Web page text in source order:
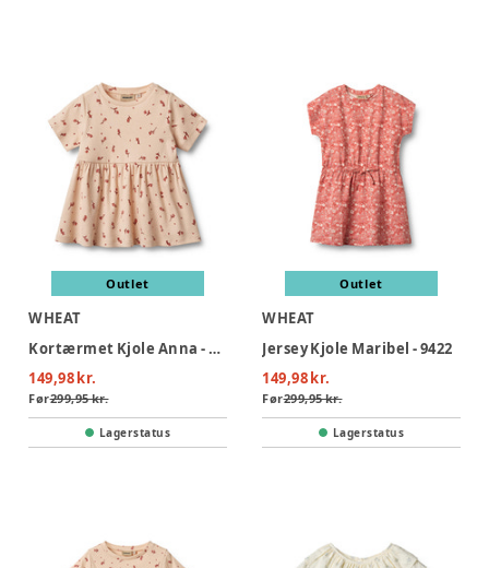
Outlet
WHEAT
Kortærmet Kjole Anna - 9439
149,98 kr.
Før299,95 kr.
Lagerstatus
Outlet
WHEAT
Jersey Kjole Maribel - 9422
149,98 kr.
Før299,95 kr.
Lagerstatus